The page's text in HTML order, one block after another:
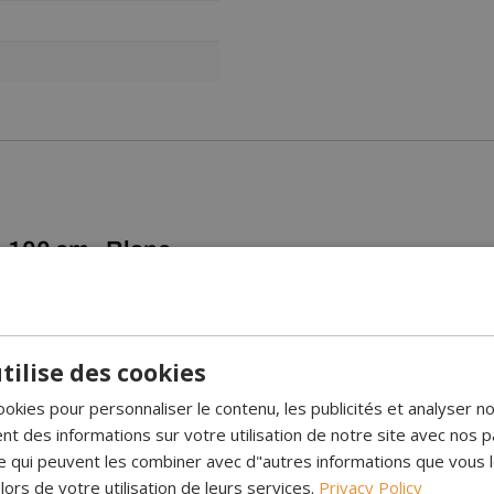
cm - Blanc
élégant et impressionnant, que vous pouvez placer au sol
découpe latérale, lui conférant un caractère exceptionnel et
et moderne dans votre intérieur. Sa finition blanche épurée
ni odeur.
7,5 heures d’autonomie par remplissage. La flamme se
de 2,4 kW, ce foyer est idéal pour les grandes pièces, où il
des cookies
pour personnaliser le contenu, les publicités et analyser
des informations sur votre utilisation de notre site avec nos
qui peuvent les combiner avec d"autres informations que vous
de votre utilisation de leurs services. Privacy Policy